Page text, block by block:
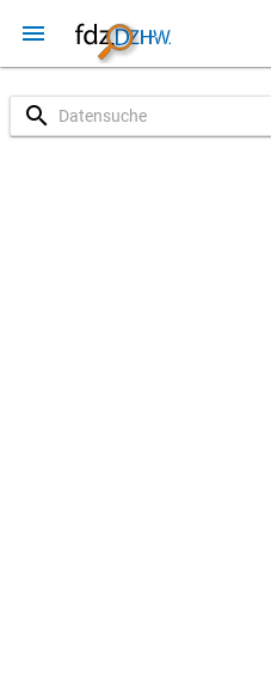
menu
search